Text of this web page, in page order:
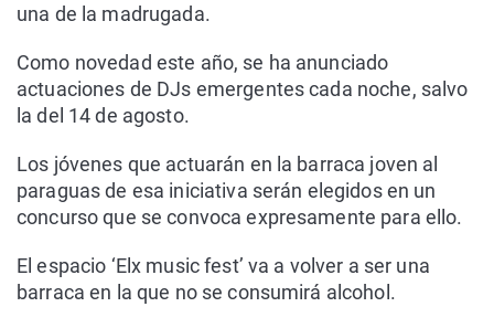
una de la madrugada.
Como novedad este año, se ha anunciado
actuaciones de DJs emergentes cada noche, salvo
la del 14 de agosto.
Los jóvenes que actuarán en la barraca joven al
paraguas de esa iniciativa serán elegidos en un
concurso que se convoca expresamente para ello.
El espacio ‘Elx music fest’ va a volver a ser una
barraca en la que no se consumirá alcohol.